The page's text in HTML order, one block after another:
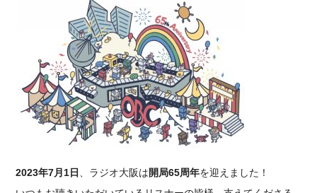
2023年7月1日 、ラジオ大阪は開局65周年を迎えました！